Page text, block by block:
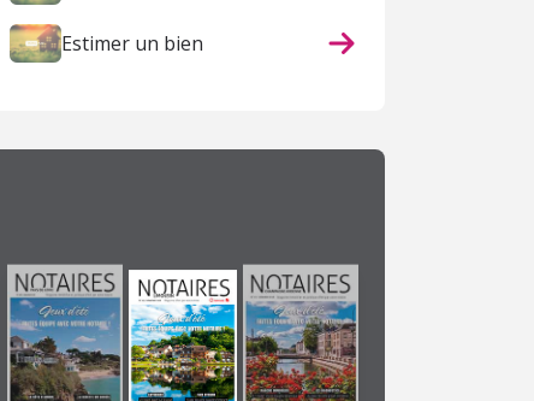
Estimer un bien